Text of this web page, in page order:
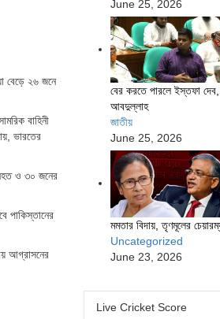
বেড়ে ২৬ জনে
বাহিনী
ভারতের
ও ৩০ জনের
পাকিস্তানের
আগ্রাসনের
June 25, 2026
বের করতে পারলে ইস্তফা দেব,
আবদুল্লাহ
জাতীয়
June 25, 2026
মমতার বিদায়, তৃণমূলের
Uncategorized
June 23, 2026
Live Cricket Score